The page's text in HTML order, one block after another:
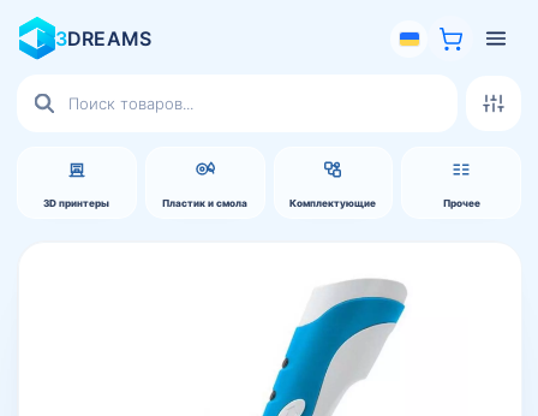
3DREAMS
3D принтеры Пластик и смола Комплектующие Прочее
товаров